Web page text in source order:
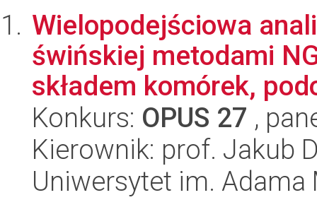
Wielopodejściowa
świńskiej metodami
składem komórek,
Konkurs: OPUS 27 ,
Kierownik: prof. Jakub
Uniwersytet im.